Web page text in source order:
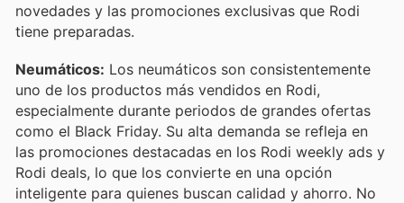
novedades y las promociones exclusivas que Rodi
tiene preparadas.
Neumáticos: Los neumáticos son consistentemente
uno de los productos más vendidos en Rodi,
especialmente durante periodos de grandes ofertas
como el Black Friday. Su alta demanda se refleja en
las promociones destacadas en los Rodi weekly ads y
Rodi deals, lo que los convierte en una opción
inteligente para quienes buscan calidad y ahorro. No